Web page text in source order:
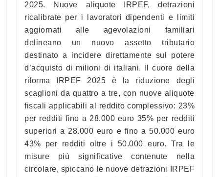
2025. Nuove aliquote IRPEF, detrazioni
ricalibrate per i lavoratori dipendenti e limiti
aggiornati alle agevolazioni familiari
delineano un nuovo assetto tributario
destinato a incidere direttamente sul potere
d’acquisto di milioni di italiani. Il cuore della
riforma IRPEF 2025 è la riduzione degli
scaglioni da quattro a tre, con nuove aliquote
fiscali applicabili al reddito complessivo: 23%
per redditi fino a 28.000 euro 35% per redditi
superiori a 28.000 euro e fino a 50.000 euro
43% per redditi oltre i 50.000 euro. Tra le
misure più significative contenute nella
circolare, spiccano le nuove detrazioni IRPEF